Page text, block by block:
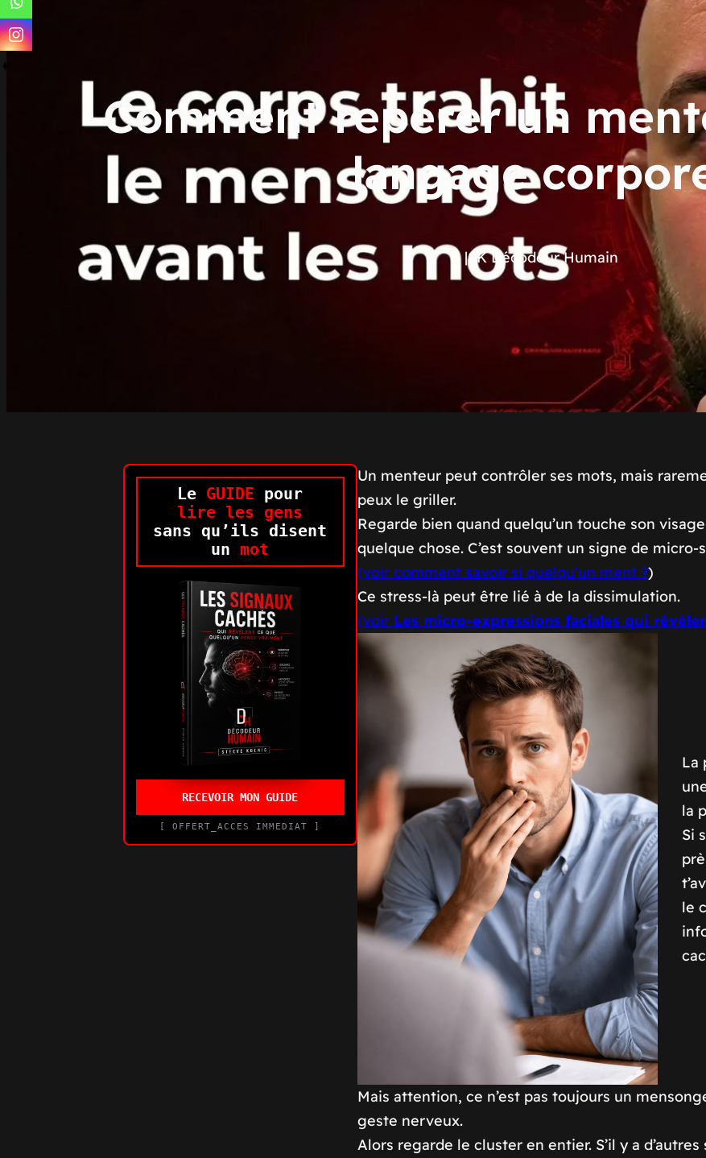
Comment repérer un
langage
|SK Décodeur Humain
Le GUIDE pour
lire les gens
sans qu’ils disent
unmot
RECEVOIR MON GUIDE
[ OFFERT_ACCES IMMEDIAT ]
Un menteur peut contrôler ses mots, mais
peux le griller.
Regarde bien quand quelqu’un touche son
quelque chose. C’est souvent un signe de micro-
(voir comment savoir si quelqu’un ment ?)
Ce stress-là peut être lié à de la dissimulation.
(voir Les micro-expressions faciales qui
La
la
Si
le
Mais attention, ce n’est pas toujours un
geste nerveux.
Alors regarde le cluster en entier. S’il y a